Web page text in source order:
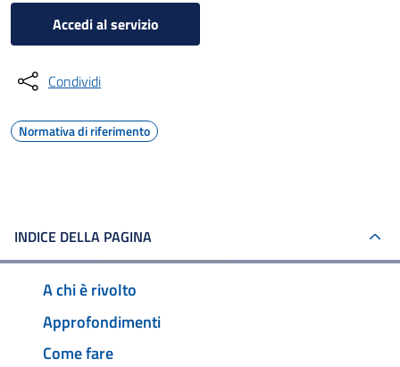
Accedi al servizio
Condividi
Normativa di riferimento
INDICE DELLA PAGINA
A chi è rivolto
Approfondimenti
Come fare